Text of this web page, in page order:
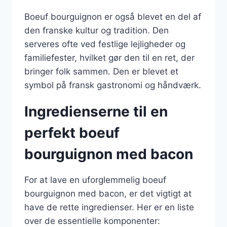
Boeuf bourguignon er også blevet en del af
den franske kultur og tradition. Den
serveres ofte ved festlige lejligheder og
familiefester, hvilket gør den til en ret, der
bringer folk sammen. Den er blevet et
symbol på fransk gastronomi og håndværk.
Ingredienserne til en
perfekt boeuf
bourguignon med bacon
For at lave en uforglemmelig boeuf
bourguignon med bacon, er det vigtigt at
have de rette ingredienser. Her er en liste
over de essentielle komponenter: